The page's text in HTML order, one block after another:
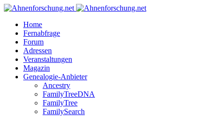
Home
Fernabfrage
Forum
Adressen
Veranstaltungen
Magazin
Genealogie-Anbieter
Ancestry
FamilyTreeDNA
FamilyTree
FamilySearch